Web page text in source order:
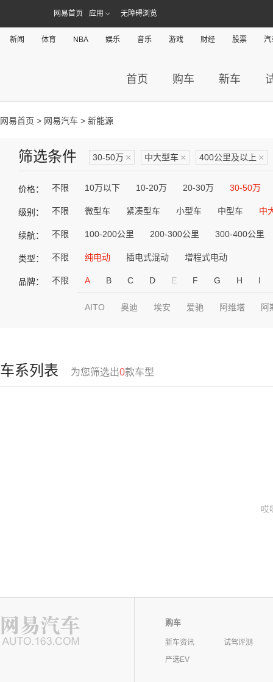
网易首页 应用 无障碍浏览
新闻 体育 NBA 娱乐 音乐 游戏 财经 股票 汽
首页 购车 新车
网易首页 > 网易汽车 > 新能源
筛选条件 30-50万 × 中大型车 × 400公里及以上 ×
价格： 不限 10万以下 10-20万 20-30万 30-50万
级别： 不限 微型车 紧凑型车 小型车 中型车 中
续航： 不限 100-200公里 200-300公里 300-400公里
类型： 不限 纯电动 插电式混动 增程式电动
品牌： 不限 A B C D E F G H I
AITO 奥迪 埃安 爱驰 阿维塔 阿
车系列表 为您筛选出0款车型
哎
购车
新车资讯
试驾评测
严选EV